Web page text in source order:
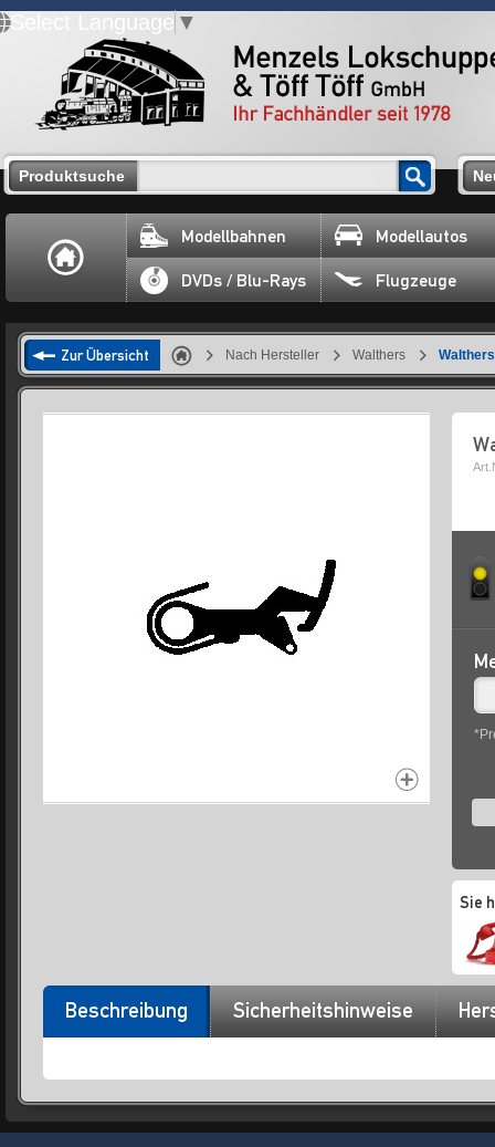
Select Language ▼
Produktsuche
Modellbahnen Modellautos
DVDs / Blu-Rays Flugzeuge
Zur Übersicht Nach Hersteller Walthers
Sie
Beschreibung Sicherheitshinweise